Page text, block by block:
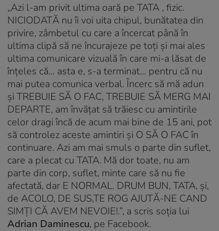
„Azi l-am privit ultima oară pe TATA , fizic.
NICIODATĂ nu îi voi uita chipul, bunătatea din
privire, zâmbetul cu care a încercat până în
ultima clipă să ne încurajeze pe toți și mai ales
ultima comunicare vizuală în care mi-a lăsat de
înțeles că… asta e, s-a terminat… pentru că nu
mai putea comunica verbal. Încerc să mă adun
și TREBUIE SĂ O FAC, TREBUIE SĂ MERG MAI
DEPARTE, am învățat să trăiesc cu amintirile
celor dragi încă de acum mai bine de 15 ani, pot
să controlez aceste amintiri și O SĂ O FAC în
continuare. Azi am mai smuls o parte din suflet,
care a plecat cu TATA. Mă dor toate, nu am
parte din corp, suflet, minte care să nu fie
afectată, dar E NORMAL. DRUM BUN, TATA, și,
de ACOLO, DE SUS,TE ROG AJUTĂ-NE CAND
SIMȚI CĂ AVEM NEVOIE!.”, a scris soția lui
Adrian Daminescu, pe Facebook.